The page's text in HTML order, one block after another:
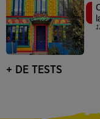
+ DE TESTS